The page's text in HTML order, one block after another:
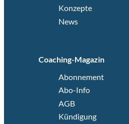
Konzepte
News
Coaching-Magazin
Abonnement
Abo-Info
AGB
Kündigung